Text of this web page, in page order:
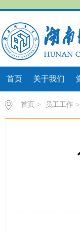
首页 关于我们
首页 > 员工工作 >